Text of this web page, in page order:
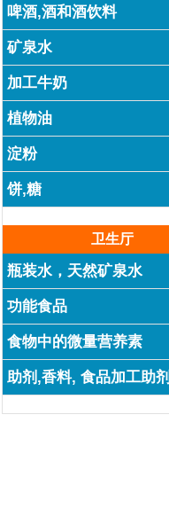
啤酒,酒和酒饮料
矿泉水
加工牛奶
植物油
淀粉
饼,糖
卫生厅
瓶装水，天然矿泉水
功能食品
食物中的微量营养素
助剂,香料, 食品加工助剂